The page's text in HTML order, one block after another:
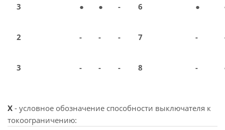
3 ● ● - 6 ●
2 - - - 7 -
3 - - - 8 -
X - условное обозначение способности выключателя к
токоограничению: